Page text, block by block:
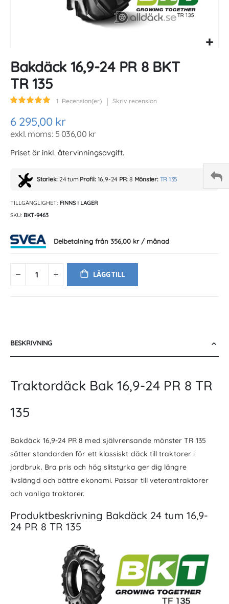
to
the
beginning
of
images
gallery
Bakdäck 16,9-24 PR 8 BKT
TR 135
Betyg:
1 Recension(er) Skriv recension
6 295,00 kr
5 036,00 kr
Priset är inkl. återvinningsavgift.
Storlek: 24 tum Profil:16,9-24 PR: 8 Mönster: TR 135
TILLGÄNGLIGHET: FINNS I LAGER
SKU BKT-9463
Delbetalning från 356,00 kr/ månad
LÄGG TILL
BESKRIVNING
Traktordäck Bak 16,9-24 PR 8 TR
135
Bakdäck 16,9-24 PR 8 med självrensande mönster TR 135
sätter standarden för ett klassiskt däck till traktorer i
jordbruk. Bra pris och hög slitstyrka ger dig längre
livslängd och bättre ekonomi. Passar till veterantraktorer
och vanliga traktorer.
Produktbeskrivning Bakdäck 24 tum 16,9-
24 PR 8 TR 135